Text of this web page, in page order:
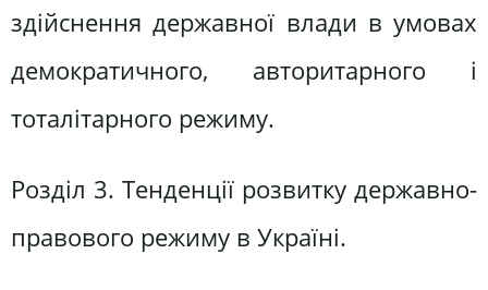
здійснення державної влади в умовах
демократичного, авторитарного і
тоталітарного режиму.
Розділ 3. Тенденції розвитку державно-
правового режиму в Україні.